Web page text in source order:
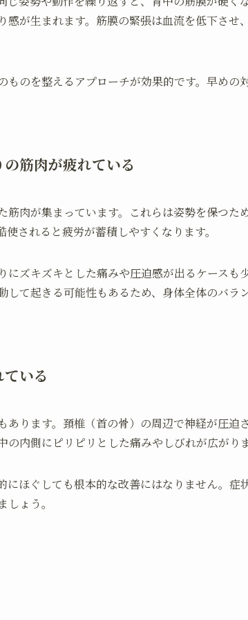
感が生まれます。筋膜の緊張は血流を低下させ
ものを整えるアプローチが効果的です。早めの
筋肉が疲れている
筋肉が集まっています。これらは姿勢を保つた
されると疲労が蓄積しやすくなります。
ズキズキとした痛みや圧迫感が出るケースも
して起きる可能性もあるため、身体全体のバラ
いる
あります。頚椎（首の骨）の周辺で神経が圧迫
内側にピリピリとした痛みやしびれが広がりま
にほぐしても根本的な改善にはなりません。症
ょう。